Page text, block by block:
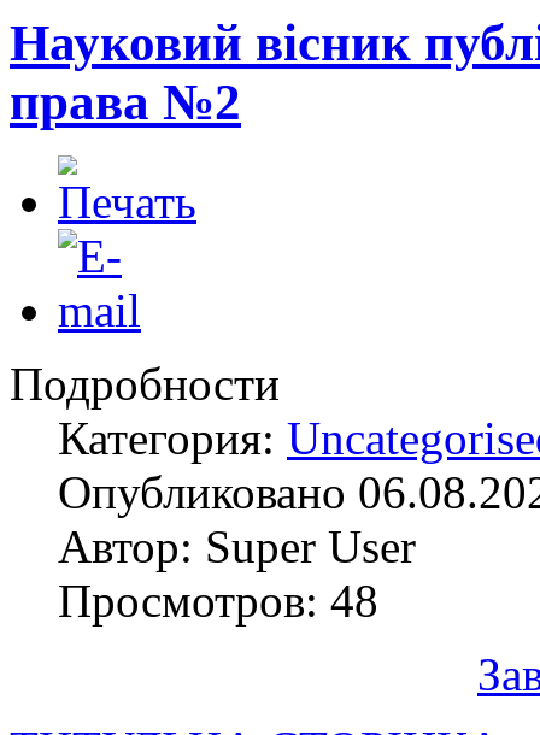
Науковий вісник
права №2
Подробности
Категория:
Опубликовано
Автор: Super User
Просмотров: 48